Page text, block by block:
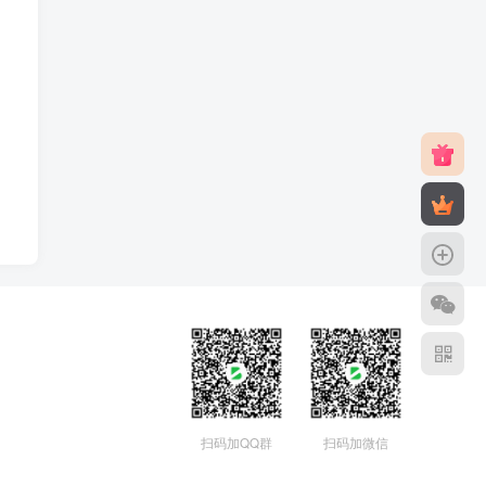
扫码加QQ群 扫码加微信